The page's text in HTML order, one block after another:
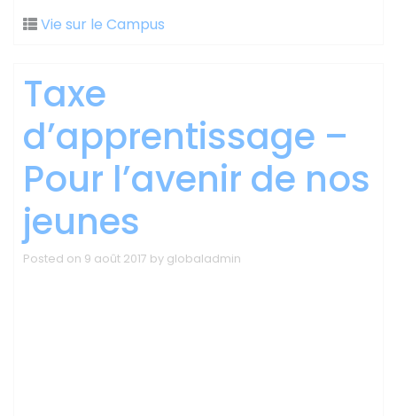
Vie sur le Campus
Taxe
d’apprentissage –
Pour l’avenir de nos
jeunes
Posted on 9 août 2017 by globaladmin